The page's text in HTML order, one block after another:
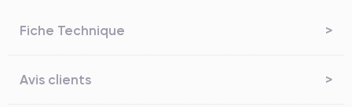
Fiche Technique
Avis clients